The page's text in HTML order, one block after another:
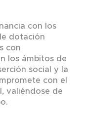
con los
dotación
con
los ámbitos de
social y la
con el
valiéndose de